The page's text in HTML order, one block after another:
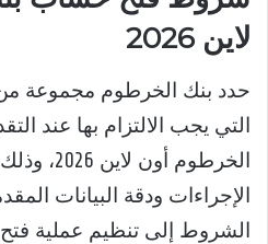
لاين 2026
حدد بنك الخرطوم مجموعة
التي يجب الالتزام بها عند
الخرطوم
الإجراءات ودقة البيانات
الشروط إلى تنظيم عملية